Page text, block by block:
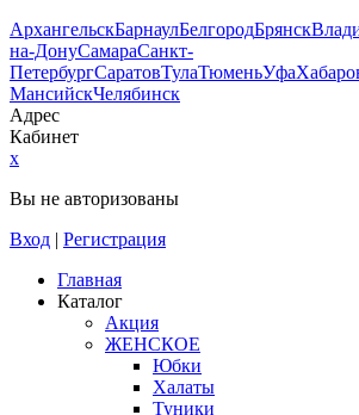
АрхангельскБарнаулБелгородБрянск
на-ДонуСамараСанкт-
ПетербургСаратовТулаТюменьУфа
МансийскЧелябинск
Адрес
Кабинет
x
Вы не авторизованы
Вход | Регистрация
Главная
Каталог
Акция
ЖЕНСКОЕ
Юбки
Халаты
Туники